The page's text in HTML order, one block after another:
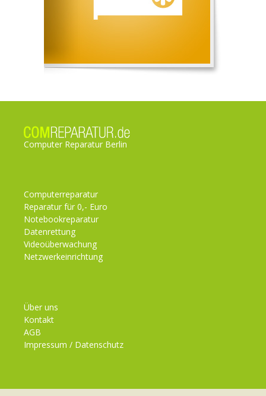
Computer Reparatur Berlin
Computerreparatur
Reparatur für 0,- Euro
Notebookreparatur
Datenrettung
Videoüberwachung
Netzwerkeinrichtung
Über uns
Kontakt
AGB
Impressum / Datenschutz